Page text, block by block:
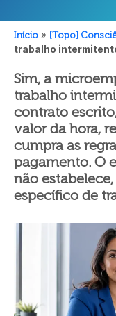
Início » [Topo]
trabalho
Sim, a
trabalho
contrato
valor da hora,
cumpra as
pagamento. O
não
específico de